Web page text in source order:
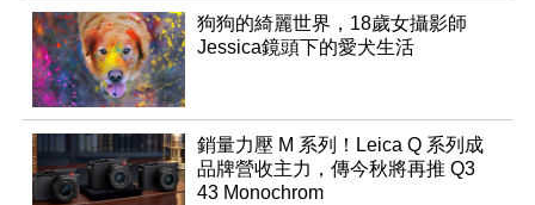
狗狗的綺麗世界，18歲女攝影師
Jessica鏡頭下的愛犬生活
銷量力壓 M 系列！Leica Q 系列成
品牌營收主力，傳今秋將再推 Q3
43 Monochrom